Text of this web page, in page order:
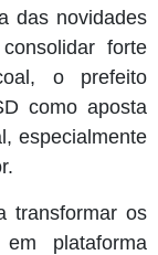
das novidades
forte
o prefeito
como aposta
especialmente
transformar os
plataforma